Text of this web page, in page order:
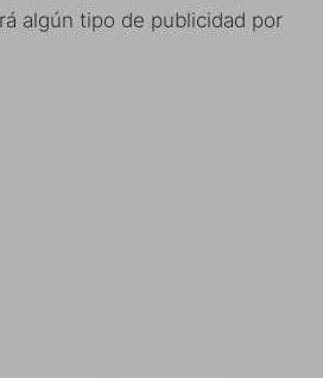
algún tipo de publicidad por